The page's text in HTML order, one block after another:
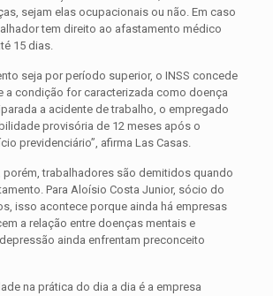
sejam elas ocupacionais ou não. Em caso
tem direito ao afastamento médico
15 dias.
seja por período superior, o INSS concede
a condição for caracterizada como doença
a acidente de trabalho, o empregado
provisória de 12 meses após o
previdenciário”, afirma Las Casas.
porém, trabalhadores são demitidos quando
Para Aloísio Costa Junior, sócio do
isso acontece porque ainda há empresas
a relação entre doenças mentais e
ainda enfrentam preconceito
na prática do dia a dia é a empresa